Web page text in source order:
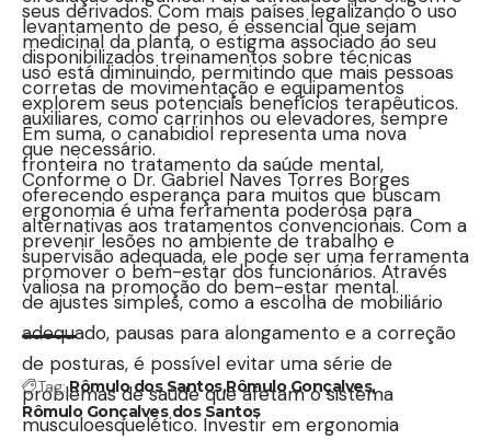
levantamento de peso, é essencial que sejam
disponibilizados treinamentos sobre técnicas
corretas de movimentação e equipamentos
auxiliares, como carrinhos ou elevadores, sempre
que necessário.
Conforme o Dr. Gabriel Naves Torres Borges
ergonomia é uma ferramenta poderosa para
prevenir lesões no ambiente de trabalho e
promover o bem-estar dos funcionários. Através
de ajustes simples, como a escolha de mobiliário
adequado, pausas para alongamento e a correção
de posturas, é possível evitar uma série de
problemas de saúde que afetam o sistema
musculoesquelético. Investir em ergonomia
seus derivados. Com mais países legalizando o uso
medicinal da planta, o estigma associado ao seu
uso está diminuindo, permitindo que mais pessoas
explorem seus potenciais benefícios terapêuticos.
Em suma, o canabidiol representa uma nova
fronteira no tratamento da saúde mental,
oferecendo esperança para muitos que buscam
alternativas aos tratamentos convencionais. Com a
supervisão adequada, ele pode ser uma ferramenta
valiosa na promoção do bem-estar mental.
Tag: Rômulo dos SantosRômulo Gonçalves
Rômulo Gonçalves dos Santos